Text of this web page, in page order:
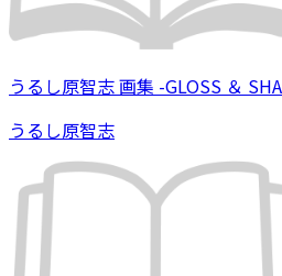
うるし原智志 画集 -GLOSS ＆
うるし原智志